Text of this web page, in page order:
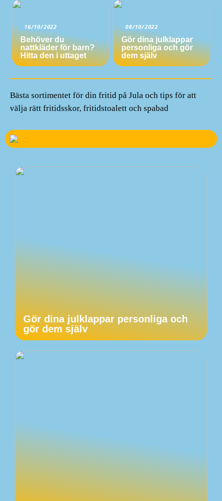
16/10/2022
Behöver du
nattkläder för barn?
Hitta den i uttaget
08/10/2022
Gör dina julklappar
personliga och gör
dem själv
Bästa sortimentet för din fritid på Jula och tips för att
välja rätt fritidsskor, fritidstoalett och spabad
Gör dina julklappar personliga och
gör dem själv